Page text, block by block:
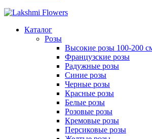
Каталог
Розы
Высокие розы 100-200
Французские розы
Радужные розы
Синие розы
Черные розы
Красные розы
Белые розы
Розовые розы
Кремовые розы
Персиковые розы